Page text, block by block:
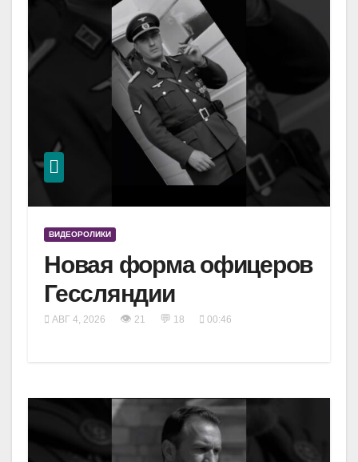
ВИДЕОРОЛИКИ
Новая форма офицеров
Гессляндии
АВГ 4, 2026 👁 21 💬 18 00:46